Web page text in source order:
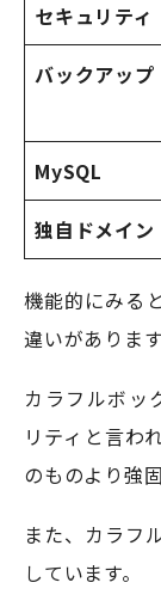
セキュリティ
バックアップ
MySQL
独自ドメイン
機能的にみる
違いがあります
カラフルボッ
リティと言わ
のものより強
また、カラフ
しています。